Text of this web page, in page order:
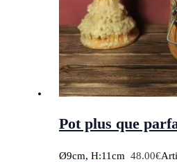
Pot plus que
Ø9cm, H:11cm48.00€